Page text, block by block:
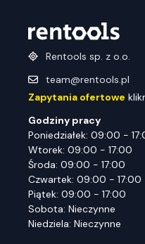
Rentools sp. z o.o.
team@rentools.pl
Zapytania ofertowe
Godziny pracy
Poniedziałek: 09:00 -
Wtorek: 09:00 - 17:00
Środa: 09:00 - 17:00
Czwartek: 09:00 - 17:00
Piątek: 09:00 - 17:00
Sobota: Nieczynne
Niedziela: Nieczynne